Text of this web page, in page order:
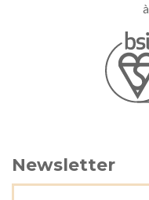
Newsletter